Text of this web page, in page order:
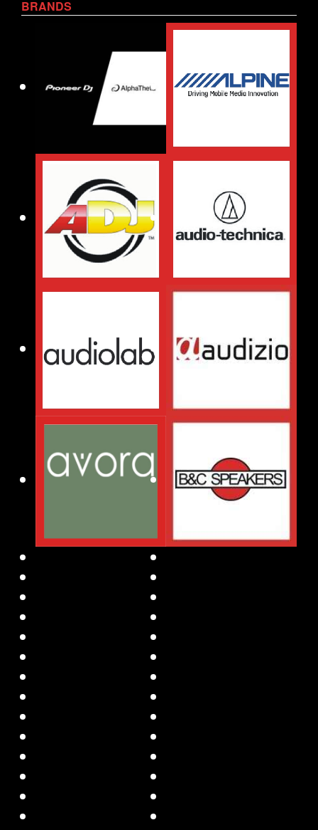
BRANDS